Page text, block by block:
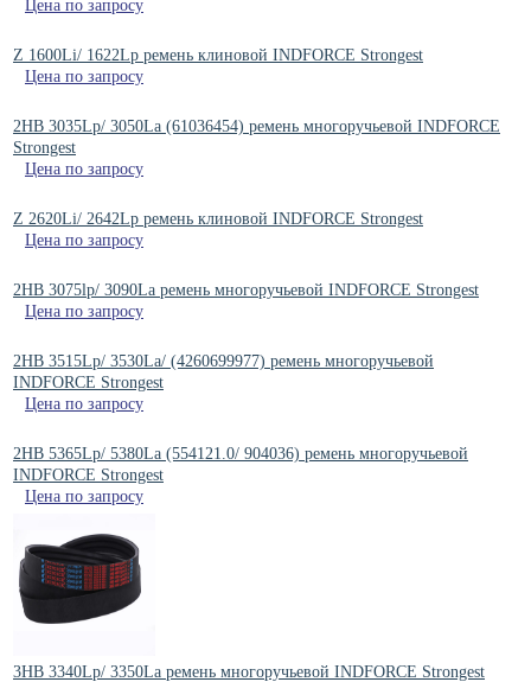
Цена по запросу
Z 1600Li/ 1622Lp ремень клиновой INDFORCE Strongest
Цена по запросу
2HB 3035Lp/ 3050La (61036454) ремень многоручьевой INDFORCE
Strongest
Цена по запросу
Z 2620Li/ 2642Lp ремень клиновой INDFORCE Strongest
Цена по запросу
2HB 3075lp/ 3090La ремень многоручьевой INDFORCE Strongest
Цена по запросу
2HB 3515Lp/ 3530La/ (4260699977) ремень многоручьевой
INDFORCE Strongest
Цена по запросу
2HB 5365Lp/ 5380La (554121.0/ 904036) ремень многоручьевой
INDFORCE Strongest
Цена по запросу
3HB 3340Lp/ 3350La ремень многоручьевой INDFORCE Strongest